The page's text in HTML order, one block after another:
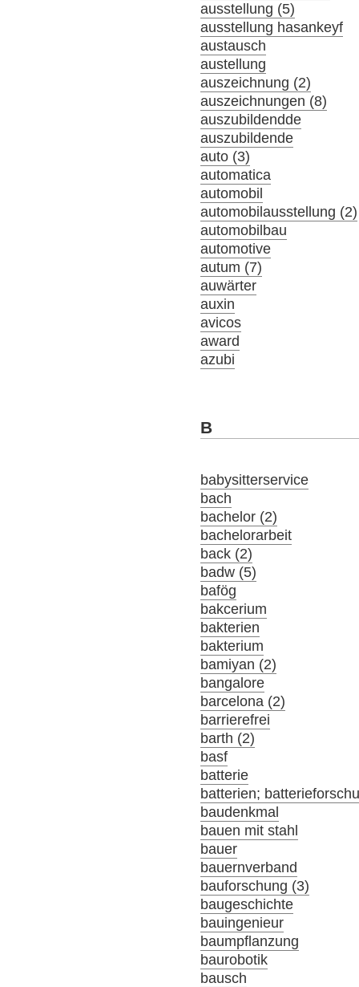
ausstellung (5)
ausstellung hasankeyf
austausch
austellung
auszeichnung (2)
auszeichnungen (8)
auszubildendde
auszubildende
auto (3)
automatica
automobil
automobilausstellung (2)
automobilbau
automotive
autum (7)
auwärter
auxin
avicos
award
azubi
B
babysitterservice
bach
bachelor (2)
bachelorarbeit
back (2)
badw (5)
bafög
bakcerium
bakterien
bakterium
bamiyan (2)
bangalore
barcelona (2)
barrierefrei
barth (2)
basf
batterie
batterien;
baudenkmal
bauen mit stahl
bauer
bauernverband
bauforschung (3)
baugeschichte
bauingenieur
baumpflanzung
baurobotik
bausch